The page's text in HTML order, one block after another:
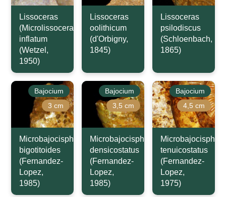
Lissoceras
(Microlissoceras)
inflatum
(Wetzel,
1950)
Lissoceras
oolithicum
(d'Orbigny,
1845)
Lissoceras
psilodiscus
(Schloenbach,
1865)
Bajocium
3 cm
Microbajocisphinctes
bigotitoides
(Fernandez-
Lopez,
1985)
Bajocium
3,5 cm
Microbajocisphinctes
densicostatus
(Fernandez-
Lopez,
1985)
Bajocium
4,5 cm
tenuicostatus
(Fernandez-
Lopez,
1975)